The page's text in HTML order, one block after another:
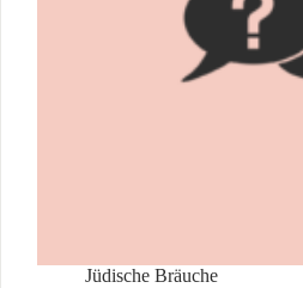
Jüdische Bräuche